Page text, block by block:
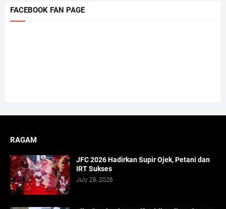
FACEBOOK FAN PAGE
RAGAM
JFC 2026 Hadirkan Supir Ojek, Petani dan
IRT Sukses
July 28, 2026